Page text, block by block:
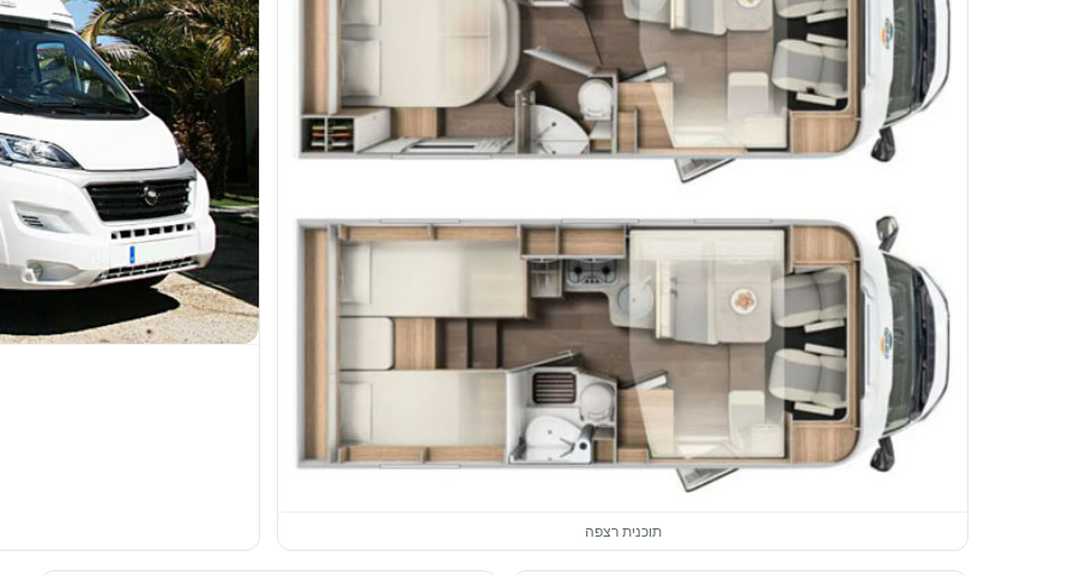
תוכנית רצפה